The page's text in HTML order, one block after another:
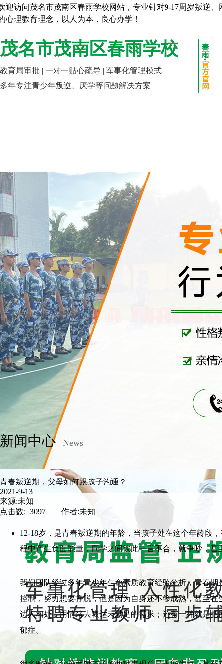
茂名市茂南区春雨学校
教育局审批 | 一对一贴心疏导 | 军事化管理模式
多年专注青少年叛逆、厌学等问题解决方案
迎访问茂名市茂南区春雨学校网站，专业针对9-17周岁叛逆
心理教育理念，以人为本，良心办学！
青春叛逆期，父母如何跟孩子沟通？
2021-9-13
来源:未知
点击数: 3097 作者:未知
12-18岁，是青春叛逆期的年龄，当孩子处在这个年龄段
程中产生负面能量，同学之间彼此一言不合，就争吵，
我们团队经过多年青少年生命素质教育经验分析，青春
控制，努力想要挣脱，但是因为自身还不够成熟，甚至
边人相处，用情绪去表达未满足的需求；还有一种就是
郁症。
新闻中心 News